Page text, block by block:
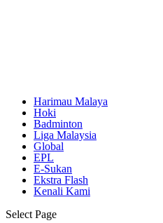
Harimau Malaya
Hoki
Badminton
Liga Malaysia
Global
EPL
E-Sukan
Ekstra Flash
Kenali Kami
Select Page